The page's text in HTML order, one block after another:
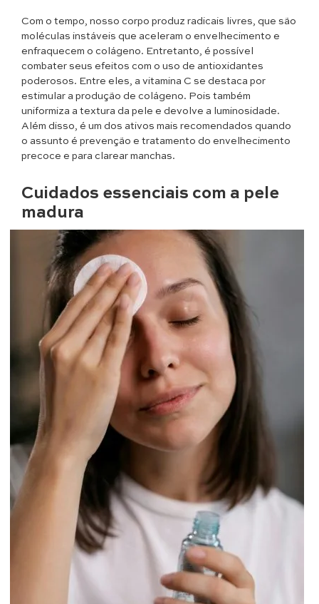
Com o tempo, nosso corpo produz radicais livres, que são
moléculas instáveis que aceleram o envelhecimento e
enfraquecem o colágeno. Entretanto, é possível
combater seus efeitos com o uso de antioxidantes
poderosos. Entre eles, a vitamina C se destaca por
estimular a produção de colágeno. Pois também
uniformiza a textura da pele e devolve a luminosidade.
Além disso, é um dos ativos mais recomendados quando
o assunto é prevenção e tratamento do envelhecimento
precoce e para clarear manchas.
Cuidados essenciais com a pele
madura